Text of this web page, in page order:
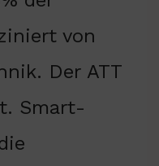
von
Der ATT
Smart-